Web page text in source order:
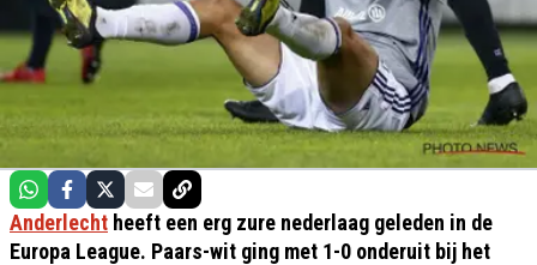
Anderlecht heeft een erg zure nederlaag geleden in de
Europa League. Paars-wit ging met 1-0 onderuit bij het